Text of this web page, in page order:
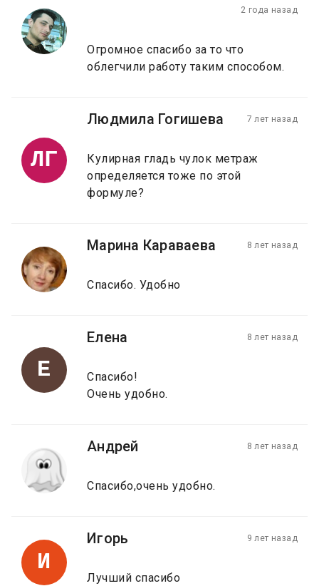
2 года назад
Огромное спасибо за то что
облегчили работу таким способом.
ЛГ
Людмила Гогишева 7 лет назад
Кулирная гладь чулок метраж
определяется тоже по этой
формуле?
Марина Караваева 8 лет назад
Спасибо. Удобно
Е
Елена 8 лет назад
Спасибо!
Очень удобно.
Андрей 8 лет назад
Спасибо,очень удобно.
И
Игорь 9 лет назад
Лучший спасибо